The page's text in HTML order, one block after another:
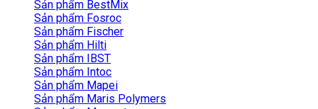
Sản phẩm BestMix
Sản phẩm Fosroc
Sản phẩm Fischer
Sản phẩm Hilti
Sản phẩm IBST
Sản phẩm Intoc
Sản phẩm Mapei
Sản phẩm Maris Polymers